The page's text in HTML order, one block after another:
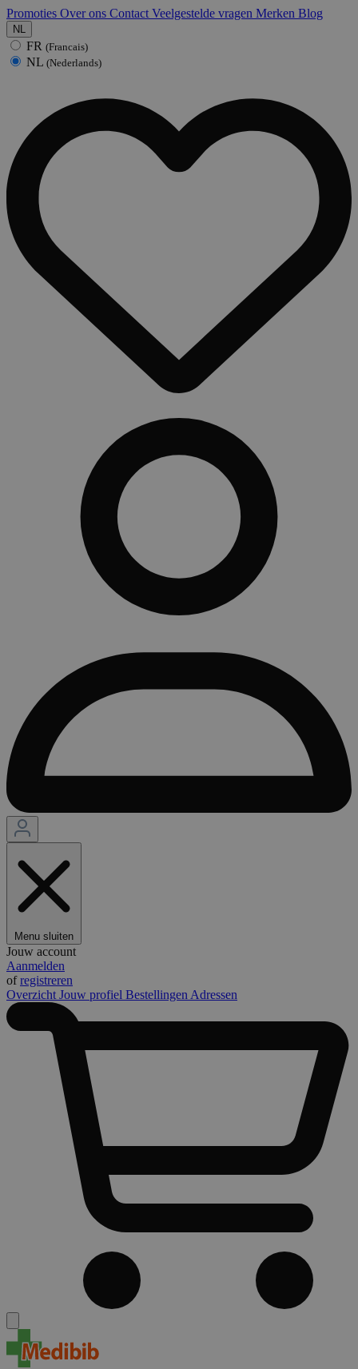
Promoties Over ons Contact Veelgestelde vragen Merken Blog
NL
FR (Francais)
NL (Nederlands)
Menu sluiten
Jouw account
Aanmelden
ofregistreren
Overzicht Jouw profiel Bestellingen Adressen